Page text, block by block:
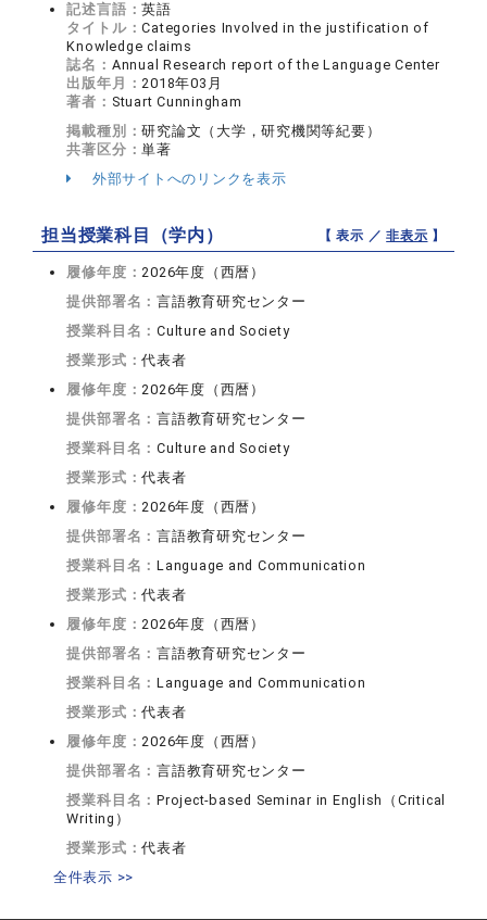
記述言語：英語
タイトル：Categories Involved in the justification of
Knowledge claims
誌名： Annual Research report of the Language Center
出版年月：2018年03月
著者： Stuart Cunningham
掲載種別：研究論文（大学，研究機関等紀要）
共著区分：単著
外部サイトへのリンクを表示
担当授業科目（学内） 【 表示 ／非表示 】
履修年度：2026年度（西暦）
提供部署名：言語教育研究センター
授業科目名：Culture and Society
授業形式：代表者
履修年度：2026年度（西暦）
提供部署名：言語教育研究センター
授業科目名：Culture and Society
授業形式：代表者
履修年度：2026年度（西暦）
提供部署名：言語教育研究センター
授業科目名：Language and Communication
授業形式：代表者
履修年度：2026年度（西暦）
提供部署名：言語教育研究センター
授業科目名：Language and Communication
授業形式：代表者
履修年度：2026年度（西暦）
提供部署名：言語教育研究センター
授業科目名：Project-based Seminar in English（Critical
Writing）
授業形式：代表者
全件表示 >>